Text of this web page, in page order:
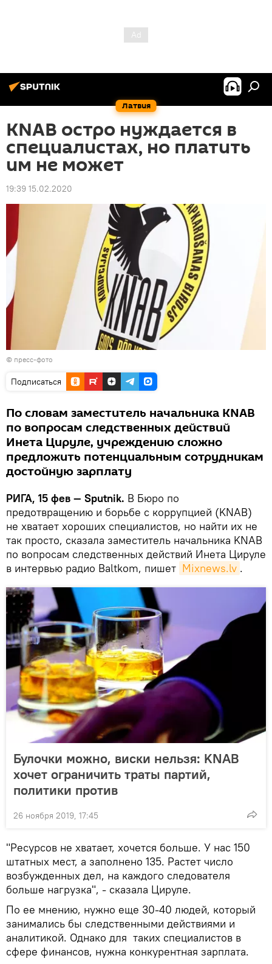
Латвия
KNAB остро нуждается в
специалистах, но платить
им не может
19:39 15.02.2020
© пресс-фото
Подписаться
По словам заместитель начальника KNAB
по вопросам следственных действий
Инета Цируле, учреждению сложно
предложить потенциальным сотрудникам
достойную зарплату
РИГА, 15 фев — Sputnik. В Бюро по
предотвращению и борьбе с коррупцией (KNAB)
не хватает хороших специалистов, но найти их не
так просто, сказала заместитель начальника KNAB
по вопросам следственных действий Инета Цируле
в интервью радио Baltkom, пишет Mixnews.lv .
Булочки можно, виски нельзя: KNAB
хочет ограничить траты партий,
политики против
26 ноября 2019, 17:45
"Ресурсов не хватает, хочется больше. У нас 150
штатных мест, а заполнено 135. Растет число
возбужденных дел, на каждого следователя
больше нагрузка", - сказала Цируле.
По ее мнению, нужно еще 30-40 людей, который
занимались бы следственными действиями и
аналитикой. Однако для таких специалистов в
сфере финансов, нужна конкурентная зарплата.